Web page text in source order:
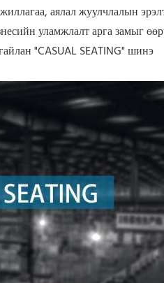
аялал жуулчлалын
уламжлалт арга замыг
"CASUAL SEATING" шинэ